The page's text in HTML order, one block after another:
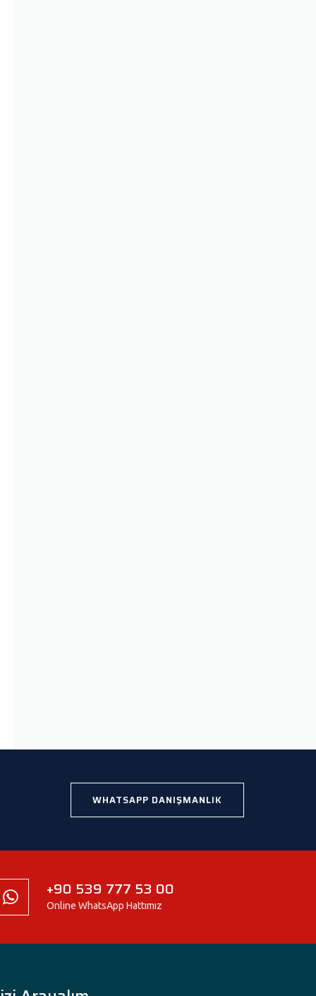
WHATSAPP DANIŞMANLIK
+90 539 777 53 00
Online WhatsApp Hattımız